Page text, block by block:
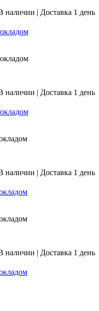
наличии | Доставка 1 день
наличии | Доставка 1 день
наличии | Доставка 1 день
наличии | Доставка 1 день